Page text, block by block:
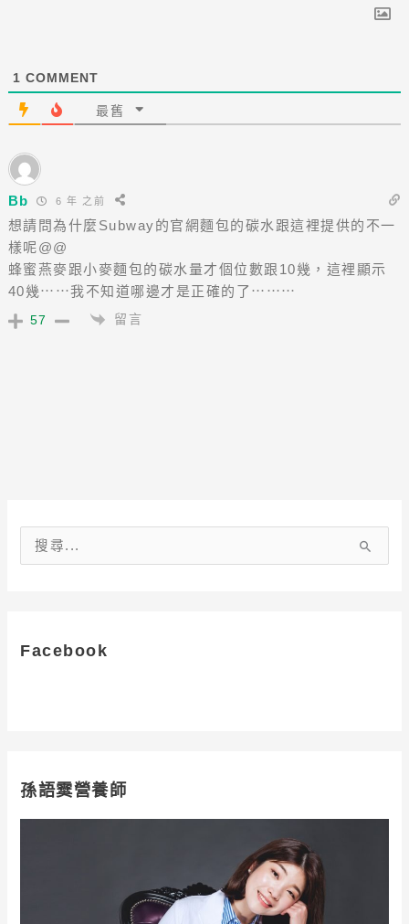
1 COMMENT
最舊
Bb 6 年 之前
想請問為什麼Subway的官網麵包的碳水跟這裡提供的不一
樣呢@@
蜂蜜燕麥跟小麥麵包的碳水量才個位數跟10幾，這裡顯示
40幾⋯⋯我不知道哪邊才是正確的了⋯⋯⋯
57 留言
字
Facebook
孫語霙營養師